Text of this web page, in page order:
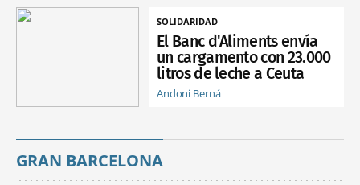
SOLIDARIDAD
El Banc d'Aliments envía
un cargamento con 23.000
litros de leche a Ceuta
Andoni Berná
GRAN BARCELONA